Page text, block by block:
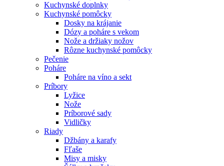
Kuchynské doplnky
Kuchynské pomôcky
Dosky na krájanie
Dózy a poháre s vekom
Nože a držiaky nožov
Rôzne kuchynské pomôcky
Pečenie
Poháre
Poháre na víno a sekt
Príbory
Lyžice
Nože
Príborové sady
Vidličky
Riady
Džbány a karafy
Fľaše
Misy a misky